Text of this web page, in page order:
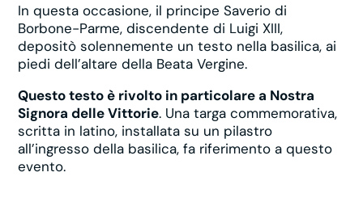
In questa occasione, il principe Saverio di
Borbone-Parme, discendente di Luigi XIII,
depositò solennemente un testo nella basilica, ai
piedi dell’altare della Beata Vergine.
Questo testo è rivolto in particolare a Nostra
Signora delle Vittorie. Una targa commemorativa,
scritta in latino, installata su un pilastro
all’ingresso della basilica, fa riferimento a questo
evento.